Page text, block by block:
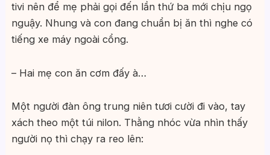
tivi nên để mẹ phải gọi đến lần thứ ba mới chịu ngọ
nguậy. Nhung và con đang chuẩn bị ăn thì nghe có
tiếng xe máy ngoài cổng.
– Hai mẹ con ăn cơm đấy à…
Một người đàn ông trung niên tươi cười đi vào, tay
xách theo một túi nilon. Thằng nhóc vừa nhìn thấy
người nọ thì chạy ra reo lên: